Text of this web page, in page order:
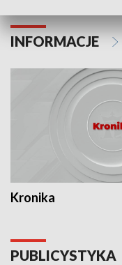
INFORMACJE
Kronika
PUBLICYSTYKA